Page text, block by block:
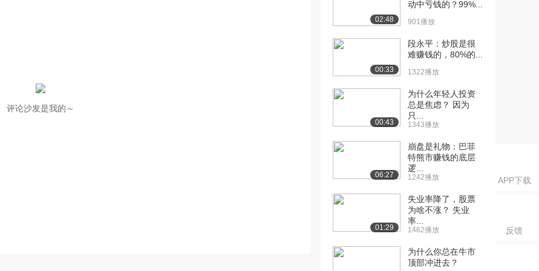
APP下载
反馈
评论沙发是我的～
02:48
动中亏钱的？99%...
901播放
00:33
段永平：炒股是很
难赚钱的，80%的...
1322播放
00:43
为什么年轻人投资
总是焦虑？ 因为
只...
1343播放
06:27
崩盘是礼物：巴菲
特熊市赚钱的底层
逻...
1242播放
01:29
失业率降了，股票
为啥不涨？ 失业
率...
1462播放
为什么你总在牛市
顶部冲进去？